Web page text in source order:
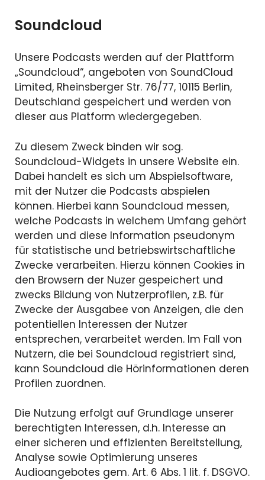
Soundcloud
Unsere Podcasts werden auf der Plattform
„Soundcloud“, angeboten von SoundCloud
Limited, Rheinsberger Str. 76/77, 10115 Berlin,
Deutschland gespeichert und werden von
dieser aus Platform wiedergegeben.
Zu diesem Zweck binden wir sog.
Soundcloud-Widgets in unsere Website ein.
Dabei handelt es sich um Abspielsoftware,
mit der Nutzer die Podcasts abspielen
können. Hierbei kann Soundcloud messen,
welche Podcasts in welchem Umfang gehört
werden und diese Information pseudonym
für statistische und betriebswirtschaftliche
Zwecke verarbeiten. Hierzu können Cookies in
den Browsern der Nuzer gespeichert und
zwecks Bildung von Nutzerprofilen, z.B. für
Zwecke der Ausgabee von Anzeigen, die den
potentiellen Interessen der Nutzer
entsprechen, verarbeitet werden. Im Fall von
Nutzern, die bei Soundcloud registriert sind,
kann Soundcloud die Hörinformationen deren
Profilen zuordnen.
Die Nutzung erfolgt auf Grundlage unserer
berechtigten Interessen, d.h. Interesse an
einer sicheren und effizienten Bereitstellung,
Analyse sowie Optimierung unseres
Audioangebotes gem. Art. 6 Abs. 1 lit. f. DSGVO.